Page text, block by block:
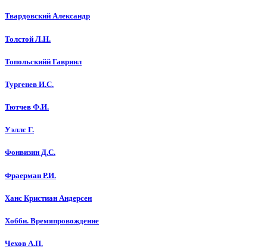
Твардовский Александр
Толстой Л.Н.
Топольскийй Гавриил
Тургенев И.С.
Тютчев Ф.И.
Уэллс Г.
Фонвизин Д.С.
Фраерман Р.И.
Ханс Кристиан Андерсен
Хобби. Времяпровождение
Чехов А.П.